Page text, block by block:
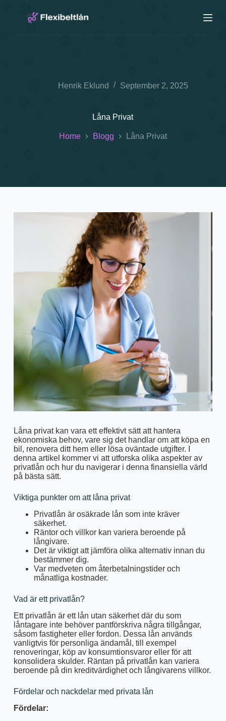
Henrik Eklund September 2, 2025
Låna Privat
Home Blogg Låna Privat
Låna privat kan vara ett effektivt sätt att hantera
ekonomiska behov, vare sig det handlar om att köpa en
bil, renovera ditt hem eller lösa oväntade utgifter. I
denna artikel kommer vi att utforska olika aspekter av
privatlån och hur du navigerar i denna finansiella värld
på bästa sätt.
Viktiga punkter om att låna privat
Privatlån är osäkrade lån som inte kräver
säkerhet.
Räntor och villkor kan variera beroende på
långivare.
Det är viktigt att jämföra olika alternativ innan du
bestämmer dig.
Var medveten om återbetalningstider och
månatliga kostnader.
Vad är ett privatlån?
Ett privatlån är ett lån utan säkerhet där du som
låntagare inte behöver pantförskriva några tillgångar,
såsom fastigheter eller fordon. Dessa lån används
vanligtvis för personliga ändamål, till exempel
renoveringar, köp av konsumtionsvaror eller för att
konsolidera skulder. Räntan på privatlån kan variera
beroende på din kreditvärdighet och långivarens villkor.
Fördelar och nackdelar med privata lån
Fördelar: